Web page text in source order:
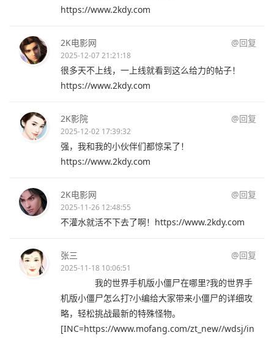
https://www.2kdy.com
2K电影网 @回复
2025-12-07 21:21:18
很多天不上线，一上线就看到这么给力的帖子！
https://www.2kdy.com
2K影院 @回复
2025-12-02 17:39:32
强，我和我的小伙伴们都惊呆了！
https://www.2kdy.com
2K电影网 @回复
2025-11-26 12:48:55
不灌水就活不下去了啊！https://www.2kdy.com
张三 @回复
2025-11-18 10:06:51
我的世界手机版小僵尸在哪里?我的世界手
机版小僵尸怎么打?小编给大家带来小僵尸的详细攻
略，轻松挑战最新的特殊怪物。
[INC=https://www.mofang.com/zt_new//wdsj/in